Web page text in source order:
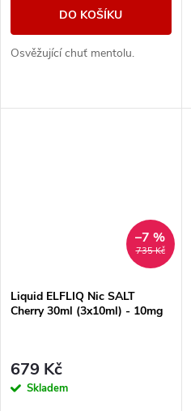
DO KOŠÍKU
Osvěžující chuť mentolu.
735 Kč
–7 %
Liquid ELFLIQ Nic SALT
Cherry 30ml (3x10ml) - 10mg
679 Kč
Skladem